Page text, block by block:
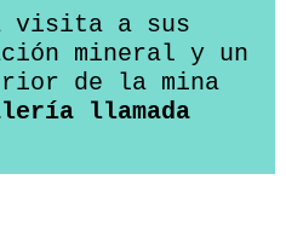
visita a sus
mineral y un
de la mina
llamada